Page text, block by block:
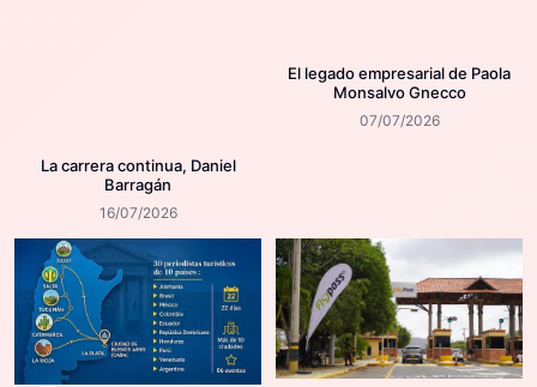
La carrera continua, Daniel
Barragán
16/07/2026
El legado empresarial de Paola
Monsalvo Gnecco
07/07/2026